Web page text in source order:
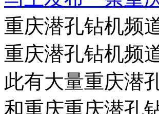
重庆潜孔钻机频
重庆潜孔钻机频
此有大量重庆潜
和重庆重庆潜孔